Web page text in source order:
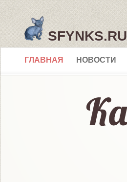
SFYNKS.RU
ГЛАВНАЯ НОВОСТИ